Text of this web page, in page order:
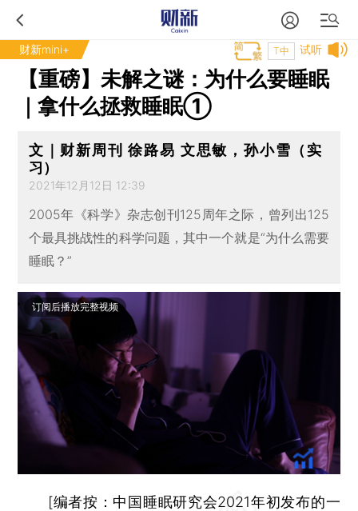
财新mini+ 试听
T中
【重磅】未解之谜：为什么要睡眠
｜拿什么拯救睡眠①
文｜财新周刊 徐路易 文思敏，孙小雪（实
习）
2021年12月12日 12:39
2005年《科学》杂志创刊125周年之际，曾列出125
个最具挑战性的科学问题，其中一个就是“为什么需要
睡眠？”
订阅后播放完整视频
[编者按： 中国睡眠研究会2021年初发布的一